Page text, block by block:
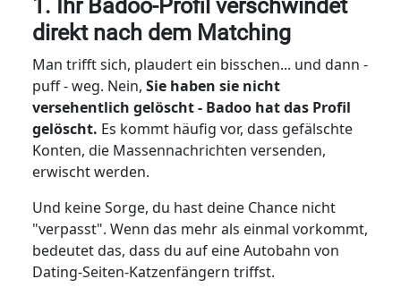
1. Ihr Badoo-Profil verschwindet
direkt nach dem Matching
Man trifft sich, plaudert ein bisschen... und dann -
puff - weg. Nein, Sie haben sie nicht
versehentlich gelöscht - Badoo hat das Profil
gelöscht. Es kommt häufig vor, dass gefälschte
Konten, die Massennachrichten versenden,
erwischt werden.
Und keine Sorge, du hast deine Chance nicht
"verpasst". Wenn das mehr als einmal vorkommt,
bedeutet das, dass du auf eine Autobahn von
Dating-Seiten-Katzenfängern triffst.